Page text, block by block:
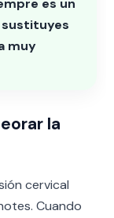
es un
sustituyes
muy
la
cervical
Cuando